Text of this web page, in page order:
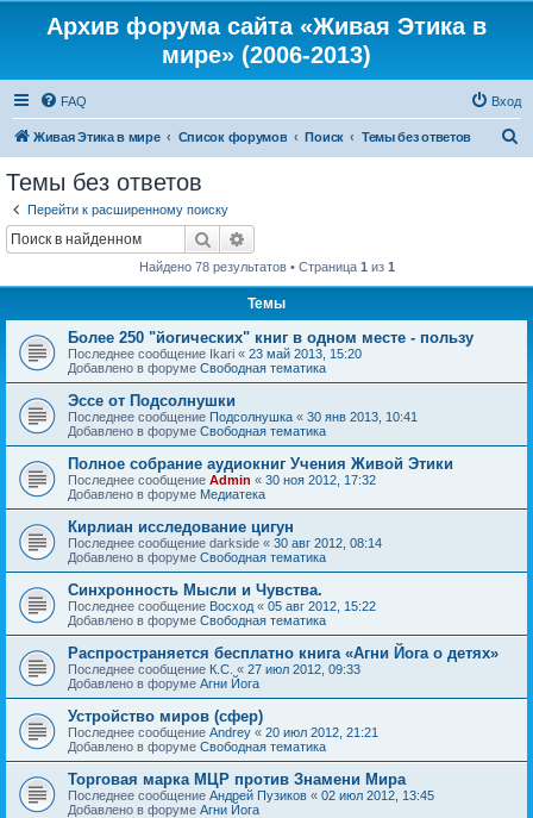
Архив форума сайта «Живая Этика в
мире» (2006-2013)
FAQ Вход
Живая Этика в мире Список форумов Поиск Темы без ответов
Темы без ответов
Перейти к расширенному поиску
Поиск
Найдено 78 результатов • Страница 1 из 1
Темы
Более 250 "йогических" книг в одном месте - пользу
Последнее сообщение Ikari « 23 май 2013, 15:20
Добавлено в форуме Свободная тематика
Эссе от Подсолнушки
Последнее сообщение Подсолнушка « 30 янв 2013, 10:41
Добавлено в форуме Свободная тематика
Полное собрание аудиокниг Учения Живой Этики
Последнее сообщение Admin « 30 ноя 2012, 17:32
Добавлено в форуме Медиатека
Кирлиан исследование цигун
Последнее сообщение darkside « 30 авг 2012, 08:14
Добавлено в форуме Свободная тематика
Синхронность Мысли и Чувства.
Последнее сообщение Восход « 05 авг 2012, 15:22
Добавлено в форуме Свободная тематика
Распространяется бесплатно книга «Агни Йога о детях»
Последнее сообщение К.С. « 27 июл 2012, 09:33
Добавлено в форуме Агни Йога
Устройство миров (сфер)
Последнее сообщение Andrey « 20 июл 2012, 21:21
Добавлено в форуме Свободная тематика
Торговая марка МЦР против Знамени Мира
Последнее сообщение Андрей Пузиков « 02 июл 2012, 13:45
Добавлено в форуме Агни Йога